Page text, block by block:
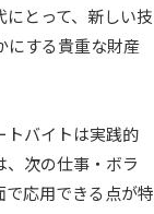
とって、新しい技
にする貴重な財産
トバイトは実践的
、次の仕事・ボラ
応用できる点が特